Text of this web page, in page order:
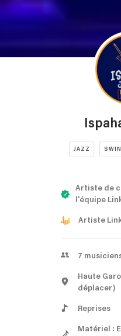
JAZZ
Artiste de
l'équipe
Artiste
7
Haute
déplacer)
Reprises
Matériel :